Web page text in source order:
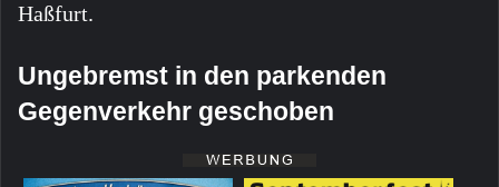
Haßfurt.
Ungebremst in den parkenden
Gegenverkehr geschoben